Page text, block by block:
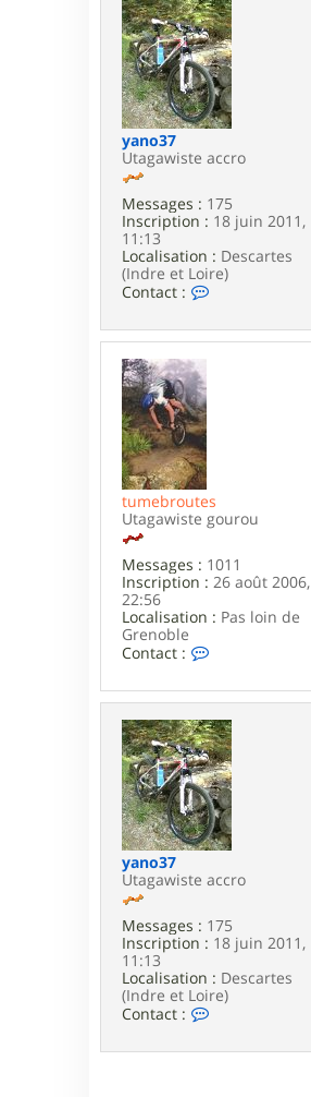
yano37
Utagawiste accro
Messages : 175
Inscription : 18 juin 2011,
11:13
Localisation : Descartes
(Indre et Loire)
Contact :
t
o
3
7
tumebroutes
Utagawiste gourou
Messages : 1011
Inscription : 26 août 2006,
22:56
Localisation : Pas loin de
Grenoble
Contact :
n
t
a
c
t
e
r
t
u
m
b
u
t
s
yano37
Utagawiste accro
Messages : 175
Inscription : 18 juin 2011,
11:13
Localisation : Descartes
(Indre et Loire)
Contact :